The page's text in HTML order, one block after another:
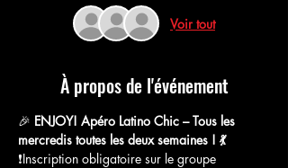
Voir tout
À propos de l'événement
🎉 ENJOY! Apéro Latino Chic – Tous les
mercredis toutes les deux semaines ! 💃
❗️Inscription obligatoire sur le groupe